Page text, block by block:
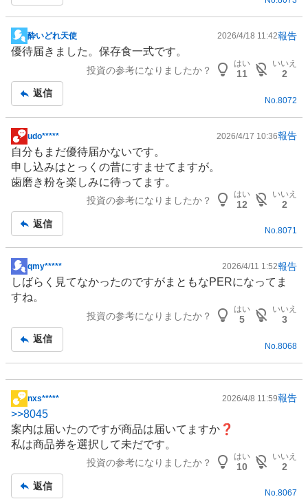
掲
示
事
酔いどれ天使 2026/4/18 11:42報告
優待届きました。保存食一式です。
投資の参考になりましたか？
はい
11
いいえ
2
返信
No. 8072
掲
示
板
記
udo***** 2026/4/17 10:36報告
自分もまだ優待届かないです。
申し込みはとっくの昔にすませてますが。
歯磨き粉を楽しみに待ってます。
投資の参考になりましたか？
はい
12
いいえ
2
返信
No.8071
掲
示
板
qmy***** 2026/4/11 1:52報告
しばらく見てなかったのですがまともなPERになってま
すね。
投資の参考になりましたか？
はい
5
いいえ
3
返信
No. 8068
掲
示
板
記
nxs***** 2026/4/8 11:59報告
>>8045
案内は届いたのですが商品は届いてますか❓
私は商品券を選択して未だです。
投資の参考になりましたか？
はい
10
いいえ
2
返信
No.8067